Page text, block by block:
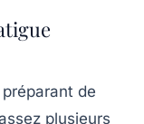
de
plusieurs